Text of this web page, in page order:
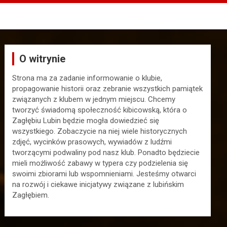
O witrynie
Strona ma za zadanie informowanie o klubie,
propagowanie historii oraz zebranie wszystkich pamiątek
związanych z klubem w jednym miejscu. Chcemy
tworzyć świadomą społeczność kibicowską, która o
Zagłębiu Lubin będzie mogła dowiedzieć się
wszystkiego. Zobaczycie na niej wiele historycznych
zdjęć, wycinków prasowych, wywiadów z ludźmi
tworzącymi podwaliny pod nasz klub. Ponadto będziecie
mieli możliwość zabawy w typera czy podzielenia się
swoimi zbiorami lub wspomnieniami. Jesteśmy otwarci
na rozwój i ciekawe inicjatywy związane z lubińskim
Zagłębiem.